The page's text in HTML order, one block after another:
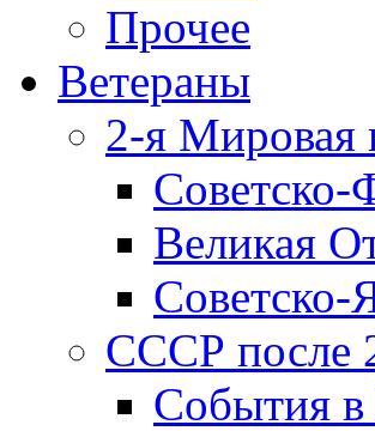
Прочее
Ветераны
2-я Мировая
Советско-
Великая
Советско-
СССР после
События в